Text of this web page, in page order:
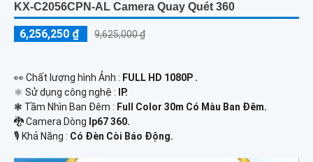
KX-C2056CPN-AL Camera Quay Quét 360
6,256,250 ₫ 9,625,000 ₫
️👀 Chất lượng hình Ảnh : FULL HD 1080P .
⚛️ Sử dụng công nghệ :
IP.
❃ Tầm Nhìn Ban Đêm : Full Color 30m Có Màu Ban Ðêm.
🐉️ Camera Dòng Ip67 360.
️🎙 Khả Năng : Có Ðèn Còi Báo Động.